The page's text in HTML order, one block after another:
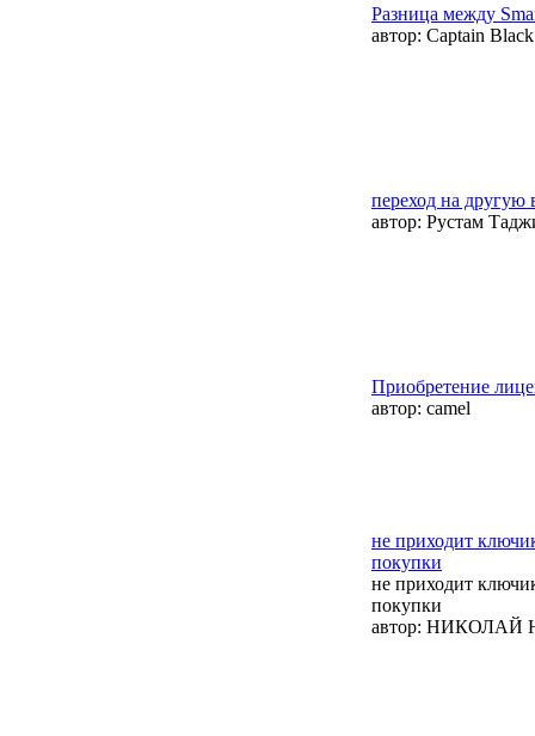
Разница между
автор: Captain Black
переход на другую
автор: Рустам
Приобретение
автор: camel
не приходит
покупки
не приходит
покупки
автор: НИКОЛАЙ